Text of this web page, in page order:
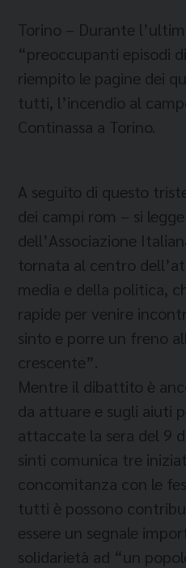
Torino – Durante
“preoccupanti episodi
riempito le pagine dei
tutti, l’incendio al
Continassa a Torino.
A seguito di questo
dei campi rom – si
dell’Associazione
tornata al centro
media e della politica,
rapide per venire
sinto e porre un freno
crescente”.
Mentre il dibattito è
da attuare e sugli aiuti
attaccate la sera del 9
sinti comunica tre
concomitanza con le
tutti è possono
essere un segnale
solidarietà ad “un